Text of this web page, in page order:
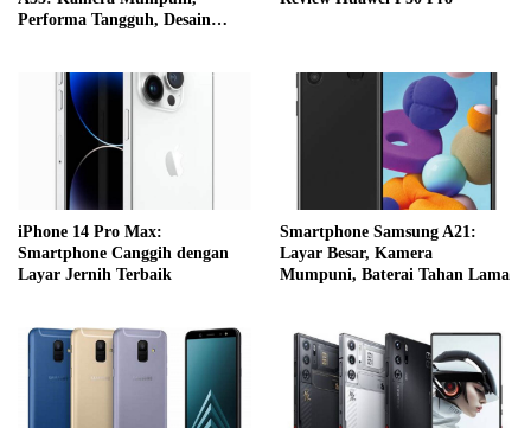
Performa Tangguh, Desain
iPhone 14 Pro Max:
Smartphone Canggih dengan
Layar Jernih Terbaik
Smartphone Samsung A21:
Layar Besar, Kamera
Mumpuni, Baterai Tahan Lama